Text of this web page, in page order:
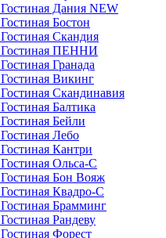
Гостиная Дания NEW
Гостиная Бостон
Гостиная Скандия
Гостиная ПЕННИ
Гостиная Гранада
Гостиная Викинг
Гостиная Скандинавия
Гостиная Балтика
Гостиная Бейли
Гостиная Лебо
Гостиная Кантри
Гостиная Ольса-С
Гостиная Бон Вояж
Гостиная Квадро-С
Гостиная Брамминг
Гостиная Рандеву
Гостиная Форест